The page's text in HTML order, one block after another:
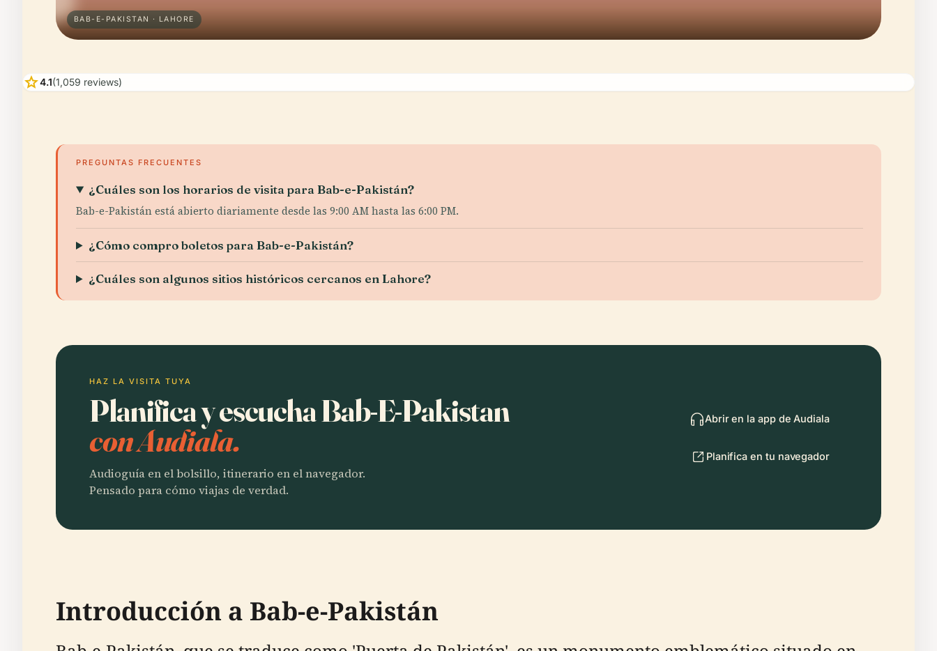
BAB-E-PAKISTAN · LAHORE
star4.1(1,059 reviews)
PREGUNTAS FRECUENTES
¿Cuáles son los horarios de visita para Bab-e-Pakistán?
Bab-e-Pakistán está abierto diariamente desde las 9:00 AM hasta las 6:00 PM.
¿Cómo compro boletos para Bab-e-Pakistán?
¿Cuáles son algunos sitios históricos cercanos en Lahore?
HAZ LA VISITA TUYA
Planifica y escucha Bab-E-Pakistan
con Audiala.
Audioguía en el bolsillo, itinerario en el navegador.
Pensado para cómo viajas de verdad.
Abrir en la app de Audiala
Planifica en tu navegador
Introducción a Bab-e-Pakistán